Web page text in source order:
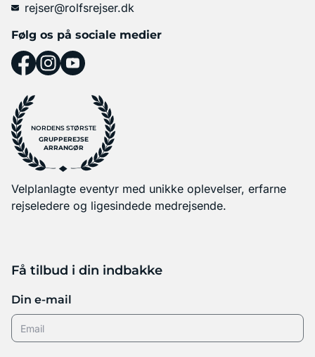
rejser@rolfsrejser.dk
Følg os på sociale medier
NORDENS STØRSTE
GRUPPEREJSE
ARRANGØR
Velplanlagte eventyr med unikke oplevelser, erfarne
rejseledere og ligesindede medrejsende.
Få tilbud i din indbakke
Din e-mail